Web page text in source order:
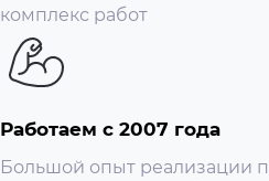
комплекс работ
Работаем с 2007 года
Большой опыт реализации